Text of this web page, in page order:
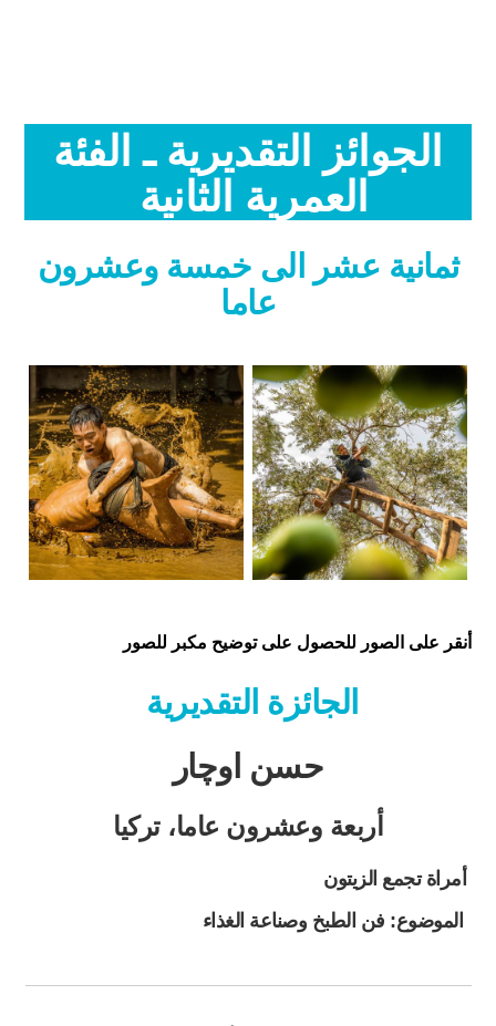
الجوائز التقديرية ـ الفئة
العمرية الثانية
ثمانية عشر الى خمسة وعشرون
عاما
أنقر على الصور للحصول على توضيح مكبر للصور
الجائزة التقديرية
حسن اوچار
أربعة وعشرون عاما، تركيا
أمراة تجمع الزيتون
الموضوع: فن الطبخ وصناعة الغذاء